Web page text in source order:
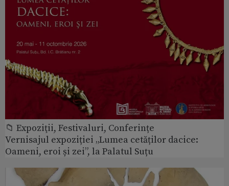
📁 Expoziţii, Festivaluri, Conferințe
Vernisajul expoziției „Lumea cetăților dacice:
Oameni, eroi și zei”, la Palatul Suțu